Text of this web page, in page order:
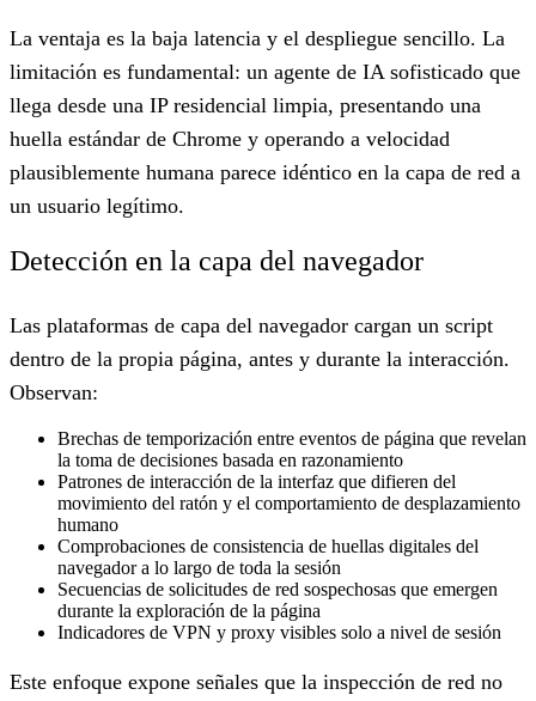
La ventaja es la baja latencia y el despliegue sencillo. La
limitación es fundamental: un agente de IA sofisticado que
llega desde una IP residencial limpia, presentando una
huella estándar de Chrome y operando a velocidad
plausiblemente humana parece idéntico en la capa de red a
un usuario legítimo.
Detección en la capa del navegador
Las plataformas de capa del navegador cargan un script
dentro de la propia página, antes y durante la interacción.
Observan:
Brechas de temporización entre eventos de página que revelan
la toma de decisiones basada en razonamiento
Patrones de interacción de la interfaz que difieren del
movimiento del ratón y el comportamiento de desplazamiento
humano
Comprobaciones de consistencia de huellas digitales del
navegador a lo largo de toda la sesión
Secuencias de solicitudes de red sospechosas que emergen
durante la exploración de la página
Indicadores de VPN y proxy visibles solo a nivel de sesión
Este enfoque expone señales que la inspección de red no